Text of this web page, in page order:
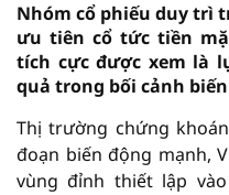
Nhóm cổ phiếu duy trì
ưu tiên cổ tức tiền
tích cực được xem là
quả trong bối cảnh
Thị trường chứng
đoạn biến động mạnh,
vùng đỉnh thiết lập